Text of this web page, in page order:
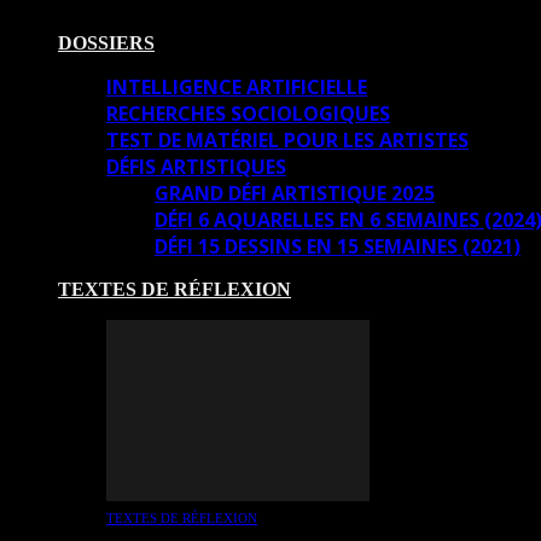
DOSSIERS
INTELLIGENCE ARTIFICIELLE
RECHERCHES SOCIOLOGIQUES
TEST DE MATÉRIEL POUR LES ARTISTES
DÉFIS ARTISTIQUES
GRAND DÉFI ARTISTIQUE 2025
DÉFI 6 AQUARELLES EN 6 SEMAINES (2024)
DÉFI 15 DESSINS EN 15 SEMAINES (2021)
TEXTES DE RÉFLEXION
TEXTES DE RÉFLEXION